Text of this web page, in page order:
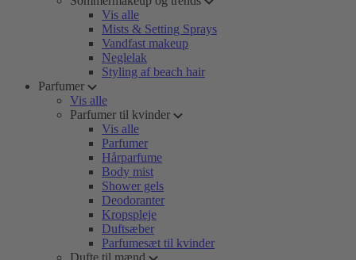
Vis alle
Mists & Setting Sprays
Vandfast makeup
Neglelak
Styling af beach hair
Parfumer
Vis alle
Parfumer til kvinder
Vis alle
Parfumer
Hårparfume
Body mist
Shower gels
Deodoranter
Kropspleje
Duftsæber
Parfumesæt til kvinder
Dufte til mænd